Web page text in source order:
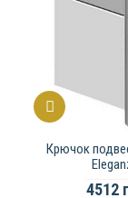
Крючок
4512